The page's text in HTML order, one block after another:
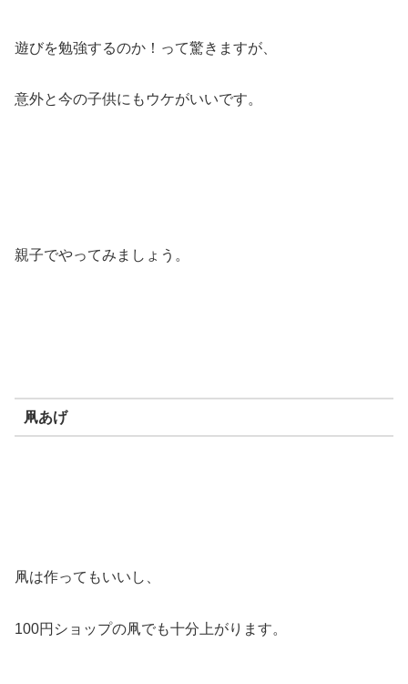
遊びを勉強するのか！って驚きますが、
意外と今の子供にもウケがいいです。
親子でやってみましょう。
凧あげ
凧は作ってもいいし、
100円ショップの凧でも十分上がります。